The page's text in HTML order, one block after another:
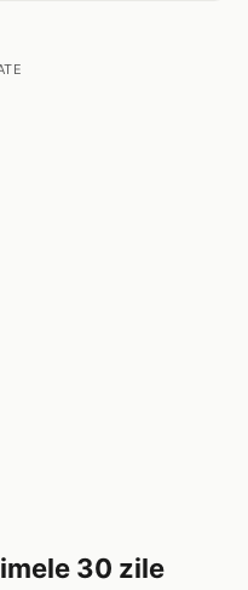
30 zile